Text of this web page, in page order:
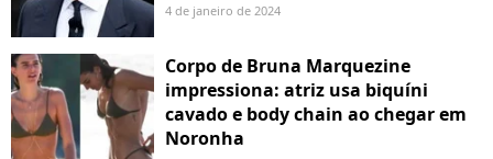
4 de janeiro de 2024
Corpo de Bruna Marquezine
impressiona: atriz usa biquíni
cavado e body chain ao chegar em
Noronha